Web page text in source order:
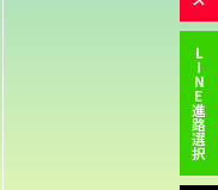
LINE進路選択